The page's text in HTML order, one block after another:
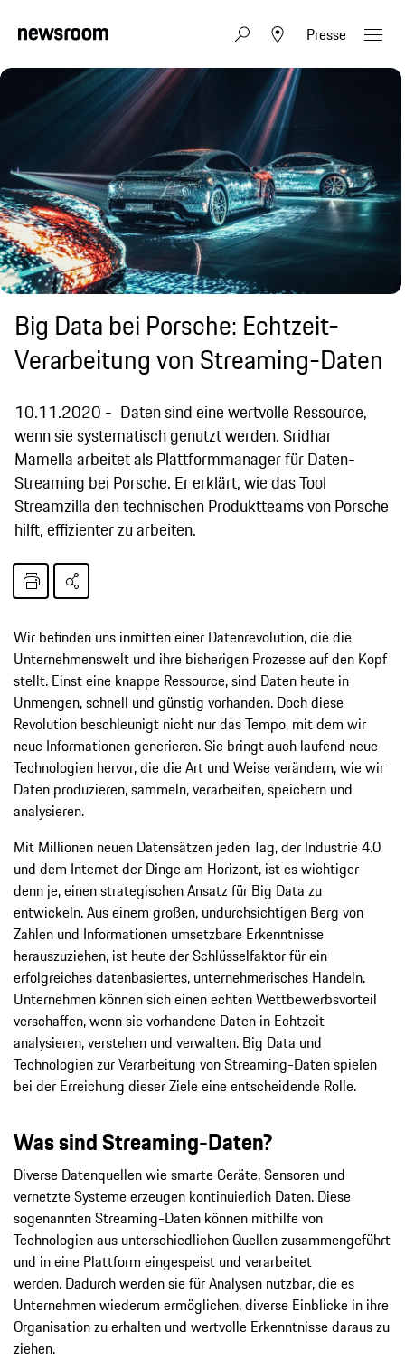
Presse
Big Data bei Porsche: Echtzeit-
Verarbeitung von Streaming-Daten
10.11.2020
Daten sind eine wertvolle Ressource,
wenn sie systematisch genutzt werden. Sridhar
Mamella arbeitet als Plattformmanager für Daten-
Streaming bei Porsche. Er erklärt, wie das Tool
Streamzilla den technischen Produktteams von Porsche
hilft, effizienter zu arbeiten.
Wir befinden uns inmitten einer Datenrevolution, die die
Unternehmenswelt und ihre bisherigen Prozesse auf den Kopf
stellt. Einst eine knappe Ressource, sind Daten heute in
Unmengen, schnell und günstig vorhanden. Doch diese
Revolution beschleunigt nicht nur das Tempo, mit dem wir
neue Informationen generieren. Sie bringt auch laufend neue
Technologien hervor, die die Art und Weise verändern, wie wir
Daten produzieren, sammeln, verarbeiten, speichern und
analysieren.
Mit Millionen neuen Datensätzen jeden Tag, der Industrie 4.0
und dem Internet der Dinge am Horizont, ist es wichtiger
denn je, einen strategischen Ansatz für Big Data zu
entwickeln. Aus einem großen, undurchsichtigen Berg von
Zahlen und Informationen umsetzbare Erkenntnisse
herauszuziehen, ist heute der Schlüsselfaktor für ein
erfolgreiches datenbasiertes, unternehmerisches Handeln.
Unternehmen können sich einen echten Wettbewerbsvorteil
verschaffen, wenn sie vorhandene Daten in Echtzeit
analysieren, verstehen und verwalten. Big Data und
Technologien zur Verarbeitung von Streaming-Daten spielen
bei der Erreichung dieser Ziele eine entscheidende Rolle.
Was sind Streaming-Daten?
Diverse Datenquellen wie smarte Geräte, Sensoren und
vernetzte Systeme erzeugen kontinuierlich Daten. Diese
sogenannten Streaming-Daten können mithilfe von
Technologien aus unterschiedlichen Quellen zusammengeführt
und in eine Plattform eingespeist und verarbeitet
werden. Dadurch werden sie für Analysen nutzbar, die es
Unternehmen wiederum ermöglichen, diverse Einblicke in ihre
Organisation zu erhalten und wertvolle Erkenntnisse daraus zu
ziehen.